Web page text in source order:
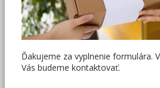
Ďakujeme za vyplnenie formulára.
Vás budeme kontaktovať.